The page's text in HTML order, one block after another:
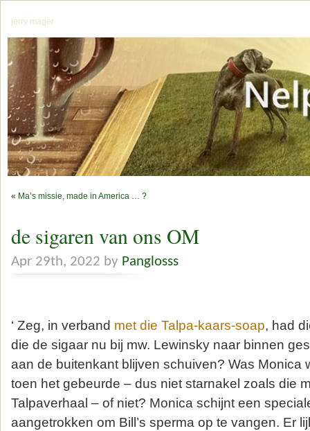
jerry mager
« Ma’s missie, made in America … ?
de sigaren van ons OM
Apr 29th, 2022 by Panglosss
‘ Zeg, in verband met die Talpa-kaars-soap, had
die de sigaar nu bij mw. Lewinsky naar binnen
aan de buitenkant blijven schuiven? Was Monica
toen het gebeurde – dus niet starnakel zoals die
Talpaverhaal – of niet? Monica schijnt een
aangetrokken om Bill’s sperma op te vangen. Er